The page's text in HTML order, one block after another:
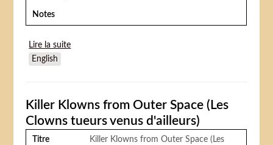
Notes
Lire la suite
English
Killer Klowns from Outer Space (Les
Clowns tueurs venus d'ailleurs)
Titre
Killer Klowns from Outer Space (Les